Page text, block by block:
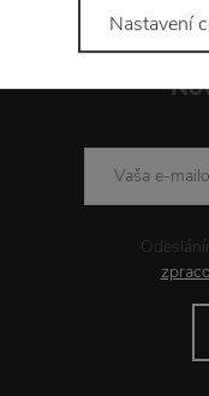
Nastavení